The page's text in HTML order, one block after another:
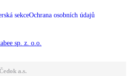
sekceOchrana osobních údajů
sp. z. o.o.
a.s.